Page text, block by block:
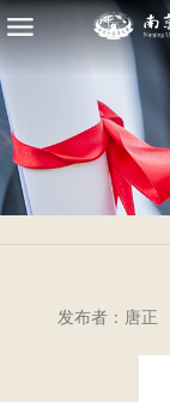
发布者：唐正